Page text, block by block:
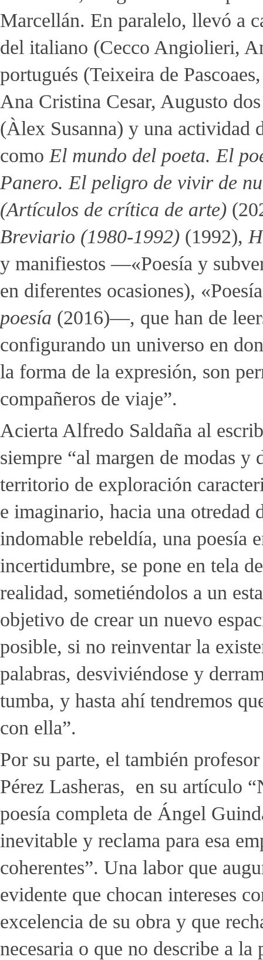
Marcellán. En paralelo, llevó a
del italiano (Cecco Angiolieri,
portugués (Teixeira de
Ana Cristina Cesar, Augusto
(Àlex Susanna) y una actividad
como El mundo del poeta. El
Panero. El peligro de vivir de
(Artículos de crítica de arte)
Breviario (1980-1992) (1992),
y manifiestos —«Poesía y
en diferentes ocasiones),
poesía (2016)—, que han de
configurando un universo en
la forma de la expresión, son
compañeros de viaje”.
Acierta Alfredo Saldaña al
siempre “al margen de modas
territorio de exploración
e imaginario, hacia una otredad
indomable rebeldía, una poesía
incertidumbre, se pone en tela
realidad, sometiéndolos a un
objetivo de crear un nuevo
posible, si no reinventar la
palabras, desviviéndose y
tumba, y hasta ahí tendremos
con ella”.
Por su parte, el también
Pérez Lasheras, en su artículo
poesía completa de Ángel
inevitable y reclama para esa
coherentes”. Una labor que
evidente que chocan intereses
excelencia de su obra y que
necesaria o que no describe a